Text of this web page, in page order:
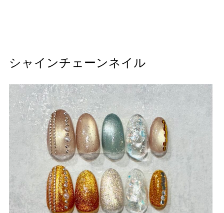
シャインチェーンネイル